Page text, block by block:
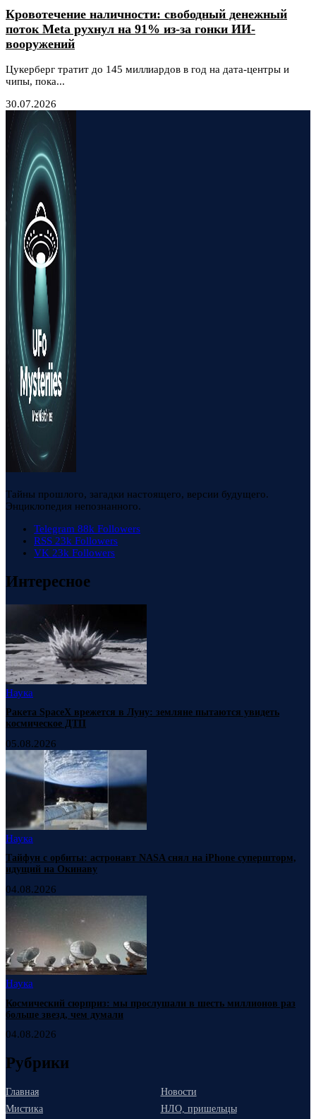
Кровотечение наличности: свободный денежный
поток Meta рухнул на 91% из-за гонки ИИ-
вооружений
Цукерберг тратит до 145 миллиардов в год на дата-центры и
чипы, пока...
30.07.2026
Тайны прошлого, загадки настоящего, версии будущего.
Энциклопедия непознанного.
Telegram 88k Followers
RSS 23k Followers
VK 23k Followers
Интересное
Наука
Ракета SpaceX врежется в Луну: земляне пытаются увидеть
космическое ДТП
05.08.2026
Наука
Тайфун с орбиты: астронавт NASA снял на iPhone супершторм,
идущий на Окинаву
04.08.2026
Наука
Космический сюрприз: мы прослушали в шесть миллионов раз
больше звезд, чем думали
04.08.2026
Рубрики
Главная
Новости
Мистика
НЛО, пришельцы